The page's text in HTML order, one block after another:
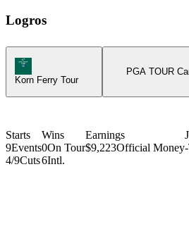
Logros
Korn Ferry Tour Icon
Korn Ferry Tour
PGA TOUR
Starts
9Events
4/9Cuts
Wins
0On Tour
6Intl.
Earnings
$9,223Official Money-